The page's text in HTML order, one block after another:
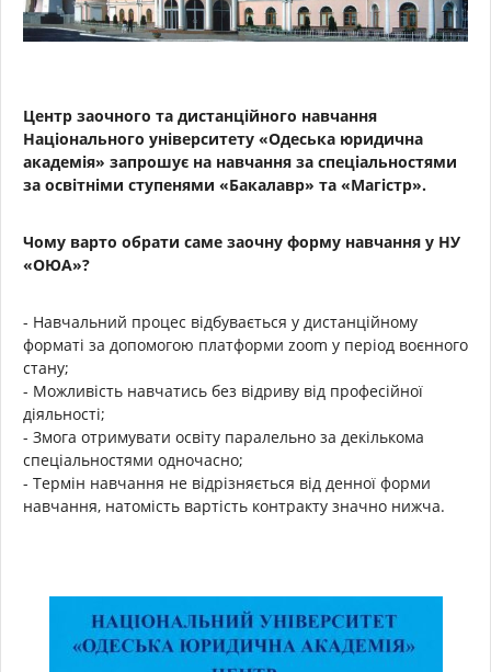
Центр заочного та дистанційного навчання
Національного університету «Одеська юридична
академія» запрошує на навчання за спеціальностями
за освітніми ступенями «Бакалавр» та «Магістр».
Чому варто обрати саме заочну форму навчання у НУ
«ОЮА»?
- Навчальний процес відбувається у дистанційному
форматі за допомогою платформи zoom у період воєнного
стану;
- Можливість навчатись без відриву від професійної
діяльності;
- Змога отримувати освіту паралельно за декількома
спеціальностями одночасно;
- Термін навчання не відрізняється від денної форми
навчання, натомість вартість контракту значно нижча.